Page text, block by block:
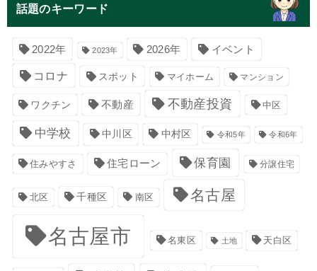
話題のキーワード
2022年 2023年 2026年 イベント
コロナ スポット マイホーム マンション
ワクチン 不動産 不動産投資 中区
中学校 中川区 中村区 令和5年 令和6年
住みやすさ 住宅ローン 保育園 分譲住宅
北区 千種区 南区 名古屋
名古屋市 名東区 土地 天白区